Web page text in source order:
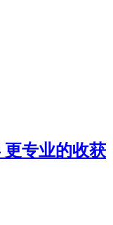
更专业的收获